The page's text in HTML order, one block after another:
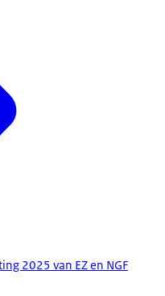
2025 van EZ en NGF